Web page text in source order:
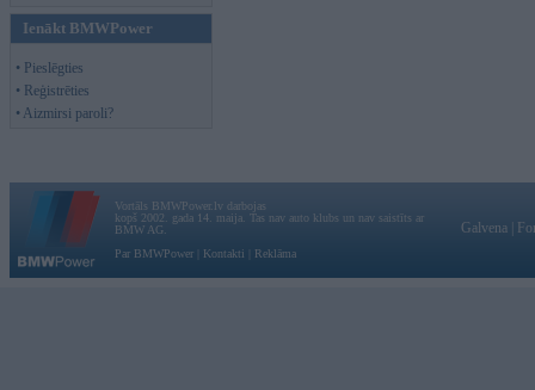
Ienākt BMWPower
• Pieslēgties
• Reģistrēties
• Aizmirsi paroli?
Vortāls BMWPower.lv darbojas
kopš 2002. gada 14. maija. Tas nav auto klubs un nav saistīts ar
BMW AG.
Par BMWPower
Kontakti Reklāma
Galvena